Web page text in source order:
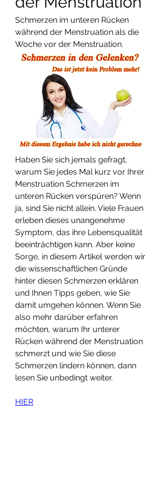
Schmerzen im unteren Rücken
während der Menstruation als die
Woche vor der Menstruation.
Haben Sie sich jemals gefragt,
warum Sie jedes Mal kurz vor Ihrer
Menstruation Schmerzen im
unteren Rücken verspüren? Wenn
ja, sind Sie nicht allein. Viele Frauen
erleben dieses unangenehme
Symptom, das ihre Lebensqualität
beeinträchtigen kann. Aber keine
Sorge, in diesem Artikel werden wir
die wissenschaftlichen Gründe
hinter diesen Schmerzen erklären
und Ihnen Tipps geben, wie Sie
damit umgehen können. Wenn Sie
also mehr darüber erfahren
möchten, warum Ihr unterer
Rücken während der Menstruation
schmerzt und wie Sie diese
Schmerzen lindern können, dann
lesen Sie unbedingt weiter.
HIER